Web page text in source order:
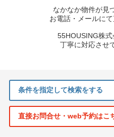
なかなか物件が見
お電話・メールにて
55HOUSING株
丁寧に対応させ
条件を指定して検索をする
直接お問合せ・web予約はこ